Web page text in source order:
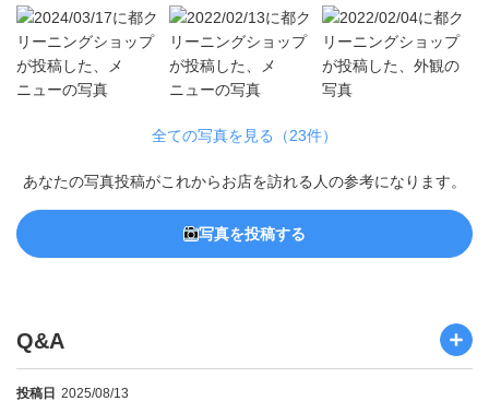
全ての写真を見る（23件）
あなたの写真投稿がこれからお店を訪れる人の参考になります。
写真を投稿する
Q&A
投稿日 2025/08/13